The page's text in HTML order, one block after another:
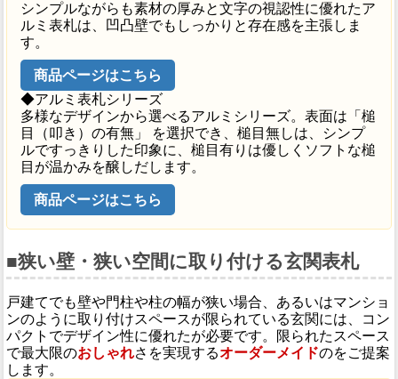
シンプルながらも素材の厚みと文字の視認性に優れたア
ルミ表札は、凹凸壁でもしっかりと存在感を主張しま
す。
商品ページはこちら
◆アルミ表札シリーズ
多様なデザインから選べるアルミシリーズ。表面は「槌
目（叩き）の有無」 を選択でき、槌目無しは、シンプ
ルですっきりした印象に、槌目有りは優しくソフトな槌
目が温かみを醸しだします。
商品ページはこちら
■狭い壁・狭い空間に取り付ける玄関表札
戸建てでも壁や門柱や柱の幅が狭い場合、あるいはマンショ
ンのように取り付けスペースが限られている玄関には、コン
パクトでデザイン性に優れたが必要です。限られたスペース
で最大限のおしゃれさを実現するオーダーメイドのをご提案
します。